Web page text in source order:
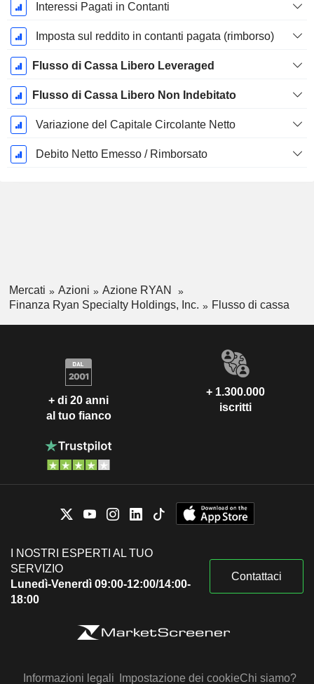
Interessi Pagati in Contanti
Imposta sul reddito in contanti pagata (rimborso)
Flusso di Cassa Libero Leveraged
Flusso di Cassa Libero Non Indebitato
Variazione del Capitale Circolante Netto
Debito Netto Emesso / Rimborsato
Mercati Azioni
Azione RYAN
Finanza Ryan Specialty Holdings, Inc.
Flusso di cassa
+ di 20 anni
al tuo fianco
+ 1.300.000
iscritti
I NOSTRI ESPERTI AL TUO
SERVIZIO
Lunedì-Venerdì 09:00-12:00/14:00-
18:00
Contattaci
Informazioni legali Impostazione dei cookieChi siamo?